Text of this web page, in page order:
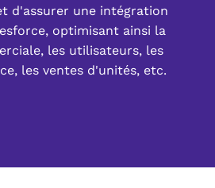
d'assurer une intégration
optimisant ainsi la
les utilisateurs, les
les ventes d'unités, etc.